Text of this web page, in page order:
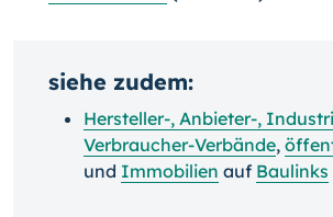
siehe zudem:
Hersteller-, Anbieter-,
Verbraucher-Verbände,
und Immobilien auf Baulinks